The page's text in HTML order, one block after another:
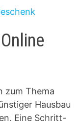
zum Thema
Hausbau
Eine Schritt-